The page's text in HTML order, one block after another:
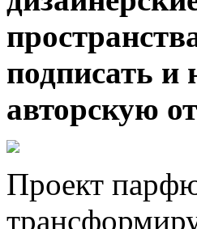
подписать
авторскую
Проект